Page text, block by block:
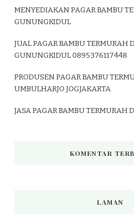
MENYEDIAKAN PAGAR BAMBU
GUNUNGKIDUL
JUAL PAGAR BAMBU TERMURAH
GUNUNGKIDUL 0895376117448
PRODUSEN PAGAR BAMBU
UMBULHARJO JOGJAKARTA
JASA PAGAR BAMBU TERMURAH
KOMENTAR
LAMAN